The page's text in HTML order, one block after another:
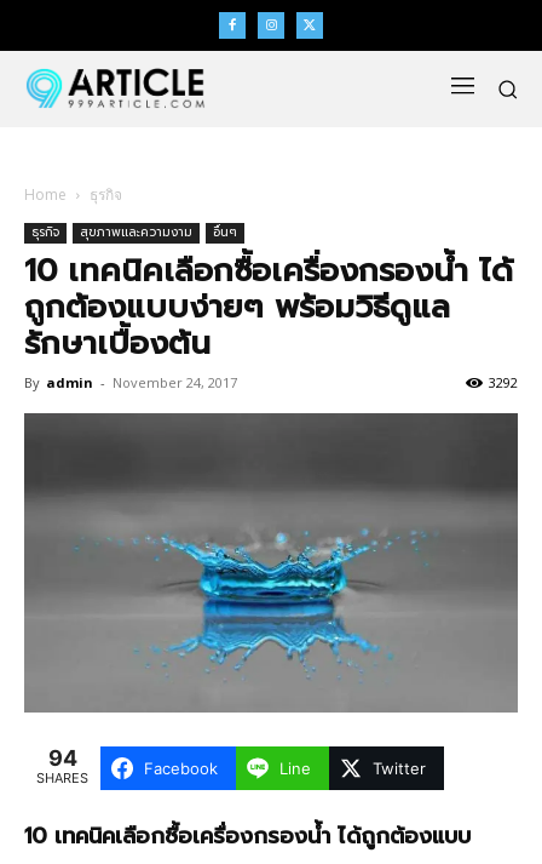
Home ธุรกิจ
ธุรกิจ สุขภาพและความงาม อื่นๆ
10 เทคนิคเลือกซื้อเครื่องกรองน้ำ ได้
ถูกต้องแบบง่ายๆ พร้อมวิธีดูแล
รักษาเบื้องต้น
By admin - November 24, 2017 3292
94
SHARES
Facebook Line Twitter
10 เทคนิคเลือกซื้อเครื่องกรองน้ำ ได้ถูกต้องแบบ